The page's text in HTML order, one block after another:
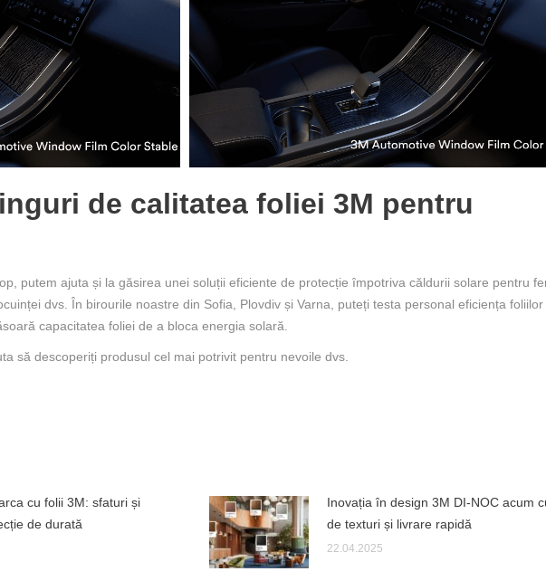
de calitatea foliei 3M pentru
putem ajuta și la găsirea unei soluții eficiente de protecție împotriva căldurii solare pentru
dvs. În birourile noastre din Sofia, Plovdiv și Varna, puteți testa personal eficiența foliilor
capacitatea foliei de a bloca energia solară.
să descoperiți produsul cel mai potrivit pentru nevoile dvs.
cu folii 3M: sfaturi și
de durată
Inovația în design 3M DI-NOC acum
de texturi și livrare rapidă
22.04.2025